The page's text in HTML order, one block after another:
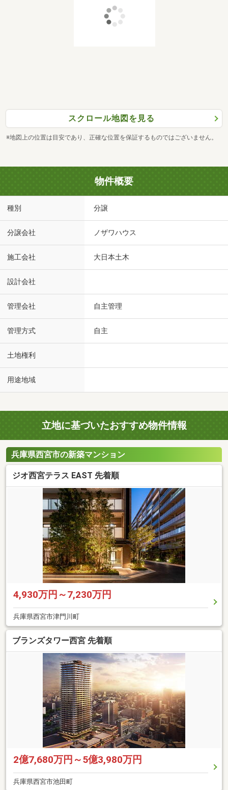
スクロール地図を見る
※地図上の位置は目安であり、正確な位置を保証するものではございません。
物件概要
種別 分譲
分譲会社 ノザワハウス
施工会社 大日本土木
設計会社
管理会社 自主管理
管理方式 自主
土地権利
用途地域
立地に基づいたおすすめ物件情報
兵庫県西宮市の新築マンション
ジオ西宮テラス EAST 先着順
4,930万円～7,230万円
兵庫県西宮市津門川町
ブランズタワー西宮 先着順
2億7,680万円～5億3,980万円
兵庫県西宮市池田町